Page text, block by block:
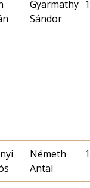
Gyarmathy
Sándor
Németh
Antal